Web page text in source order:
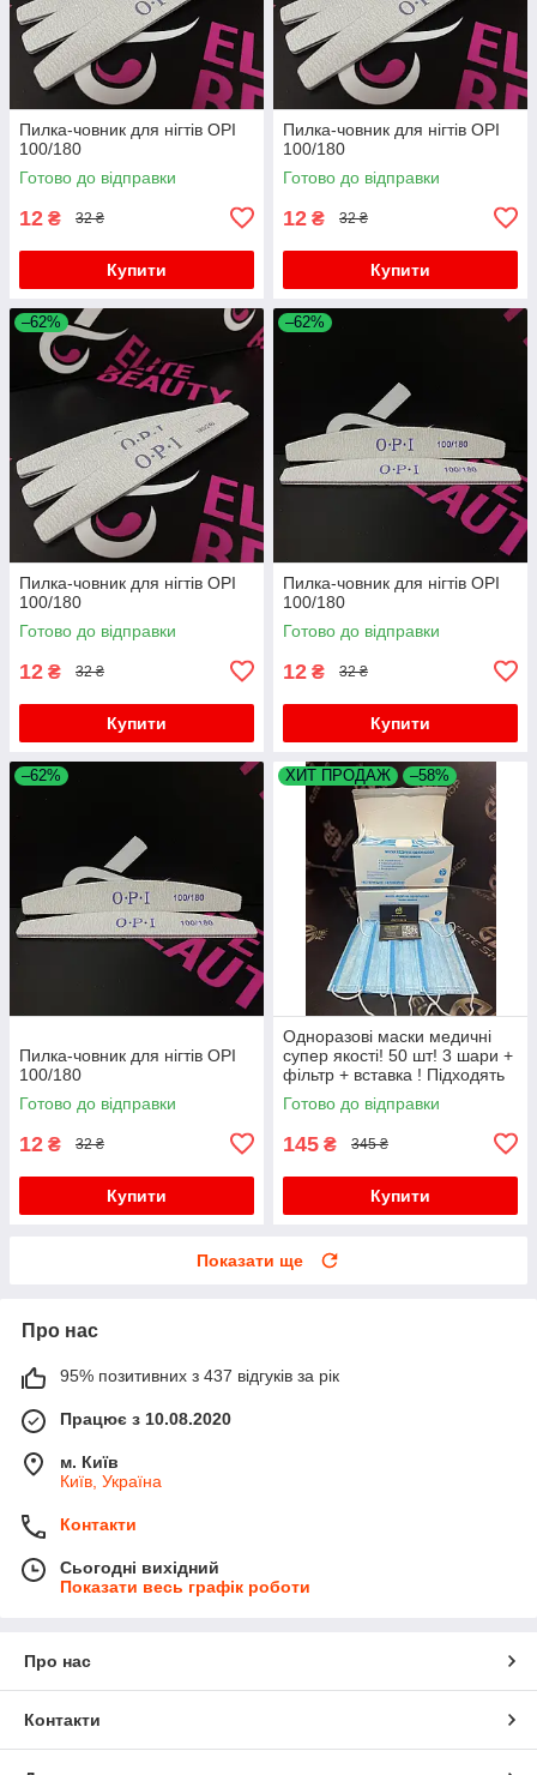
Пилка-човник для нігтів OPI
100/180
Готово до відправки
12 ₴ 32 ₴
Купити
Пилка-човник для нігтів OPI
100/180
Готово до відправки
12 ₴ 32 ₴
Купити
–62%
Пилка-човник для нігтів OPI
100/180
Готово до відправки
12 ₴ 32 ₴
Купити
–62%
Пилка-човник для нігтів OPI
100/180
Готово до відправки
12 ₴ 32 ₴
Купити
–62%
Пилка-човник для нігтів OPI
100/180
Готово до відправки
12 ₴ 32 ₴
Купити
ХИТ ПРОДАЖ –58%
Одноразові маски медичні
супер якості! 50 шт! 3 шари +
фільтр + вставка ! Підходять
дітям для школи!
Готово до відправки
145 ₴ 345 ₴
Купити
Показати ще
Про нас
95% позитивних з 437 відгуків за рік
Працює з 10.08.2020
м. Київ
Київ, Україна
Контакти
Сьогодні вихідний
Показати весь графік роботи
Про нас
Контакти